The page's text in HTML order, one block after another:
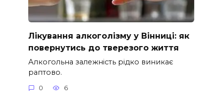
Лікування алкоголізму у Вінниці: як
повернутись до тверезого життя
Алкогольна залежність рідко виникає
раптово.
0 6